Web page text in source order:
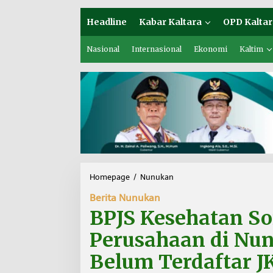
Headline Kabar Kaltara OPD
Nasional Internasional Ekonomi Kaltim
Homepage / Nunukan
K
s
h
Berita Nunukan
BPJS Kesehatan
Perusahaan di
Belum Terdaftar